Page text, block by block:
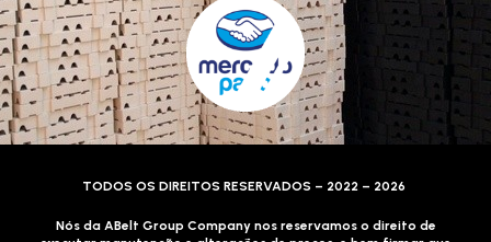
TODOS OS DIREITOS RESERVADOS – 2022 – 2026
Nós da ABelt Group Company nos reservamos o direito de